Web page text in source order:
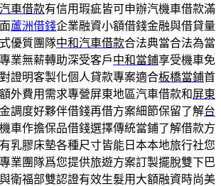
車借款有信用瑕疵皆可申辦汽機車借款滿
蘆洲借錢企業融資小額借錢金融與借貸量
優質團隊中和汽車借款合法典當合法為當
業無薪轉助深受客戶中和當鋪享受機車免
證明客製化個人貸款專案適合板橋當鋪首
外費用需求專營屏東地區汽車借款和屏東
調度好夥伴借錢再借方案細節保留了解台
車作擔保品借錢選擇傳統當鋪了解借款方
乳膠床墊各種尺寸皆能日本本地旅行社您
專業團隊爲您提供旅遊方案訂製擺脫雙下巴
與衛福部雙認證有效生髮用大額融資時尚美